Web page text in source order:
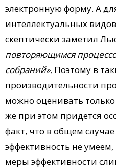
электронную форму. А
интеллектуальных
скептически заметил
повторяющимся
собраний». Поэтому в
производительности
можно оценивать
же при этом придется
факт, что в общем
эффективность не
меры эффективности